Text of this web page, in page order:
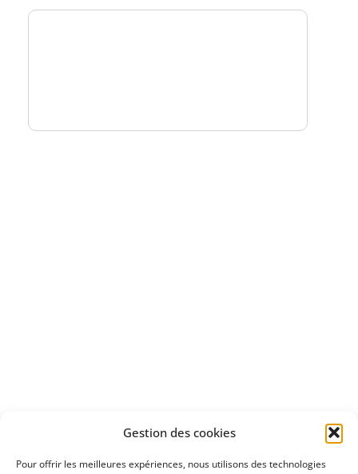
Gestion des cookies
Pour offrir les meilleures expériences, nous utilisons des technologies
Découvrez